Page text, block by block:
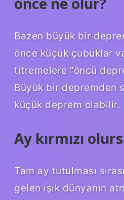
Bazen büyük bir
önce küçük çubuklar
titremelere “öncü
Büyük bir depremden
küçük deprem olabilir.
Ay kırmızı
Tam ay tutulması
gelen ışık dünyanın